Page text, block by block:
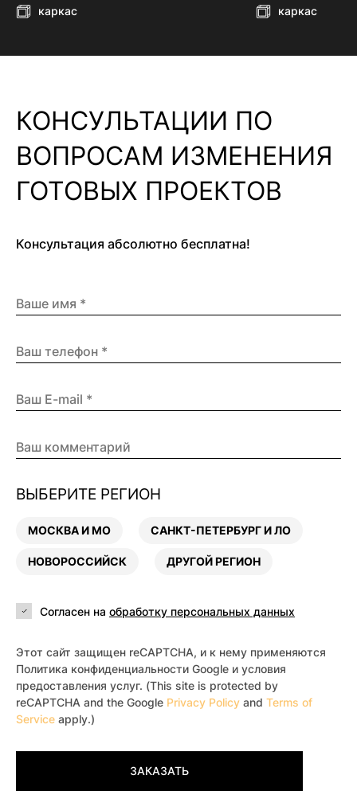
каркас каркас
КОНСУЛЬТАЦИИ ПО
ВОПРОСАМ ИЗМЕНЕНИЯ
ГОТОВЫХ ПРОЕКТОВ
Консультация абсолютно бесплатна!
ВЫБЕРИТЕ РЕГИОН
МОСКВА И МО САНКТ-ПЕТЕРБУРГ И ЛО
НОВОРОССИЙСК ДРУГОЙ РЕГИОН
Согласен на обработку персональных данных
Этот сайт защищен reCAPTCHA, и к нему применяются
Политика конфиденциальности Google и условия
предоставления услуг. (This site is protected by
reCAPTCHA and the Google Privacy Policy and Terms of
Service apply.)